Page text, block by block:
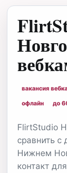
вакансия
офлайн
до
FlirtStudio
сравнить с
Нижнем
контакт